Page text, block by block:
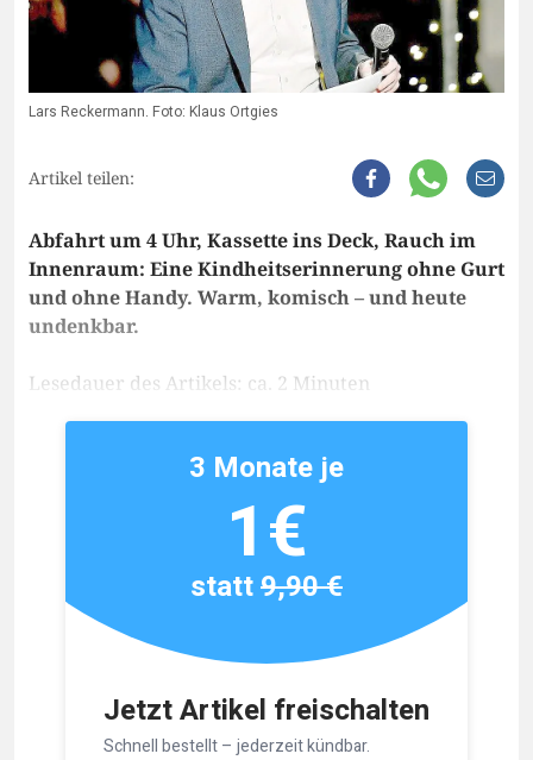
Lars Reckermann. Foto: Klaus Ortgies
Artikel teilen:
Abfahrt um 4 Uhr, Kassette ins Deck, Rauch im
Innenraum: Eine Kindheitserinnerung ohne Gurt
und ohne Handy. Warm, komisch – und heute
undenkbar.
Lesedauer des Artikels: ca. 2 Minuten
Jetzt Artikel freischalten
Schnell bestellt – jederzeit kündbar.
3 Monate je
1€
statt9,90 €